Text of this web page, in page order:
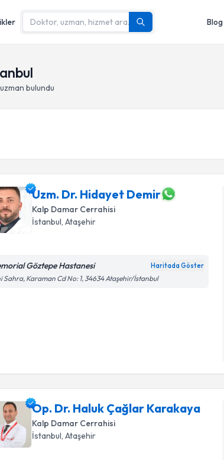
Blog
bulundu
Uzm. Dr. Hidayet Demir
Kalp Damar Cerrahisi
İstanbul, Ataşehir
Göztepe Hastanesi Haritada Göster
Sahra, Karaman Cd No: 1, 34634 Ataşehir/İstanbul
Op. Dr. Haluk Çağlar Karakaya
Kalp Damar Cerrahisi
İstanbul , Ataşehir